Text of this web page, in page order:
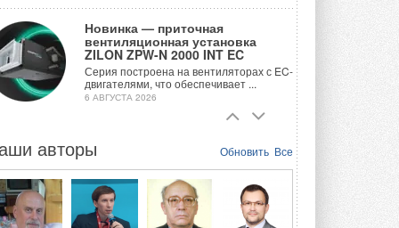
Новинка — приточная
вентиляционная установка
ZILON ZPW-N 2000 INT EC
Серия построена на вентиляторах с EC-
двигателями, что обеспечивает ...
6 АВГУСТА 2026
каскадную установку,
объединяющую солнечную и
геотермальную энергию
Природосберегающие технологии ...
6 АВГУСТА 2026
Обновить Все
авторы